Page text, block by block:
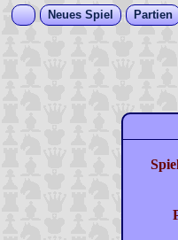
Neues Spiel Partien